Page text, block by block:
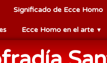
Significado de Ecce Homo
Ecce Homo en el arte ▼